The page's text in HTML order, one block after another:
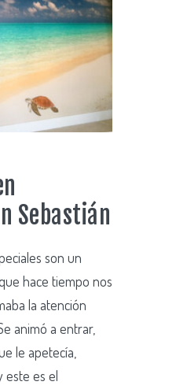
Sebastián
son un
que hace tiempo nos
la atención
animó a entrar,
le apetecía,
este es el